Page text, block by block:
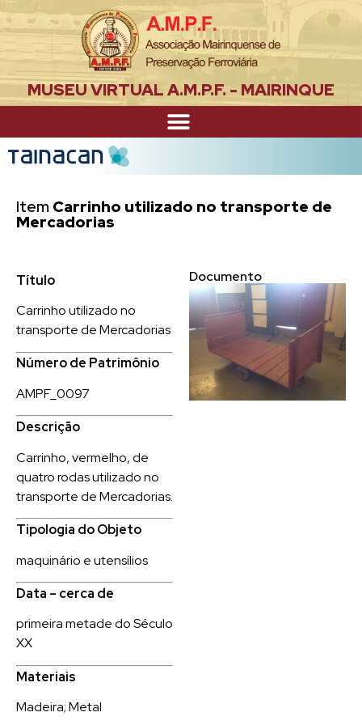
MUSEU VIRTUAL A.M.P.F. - MAIRINQUE
Item Carrinho utilizado no transporte de
Mercadorias
Título
Carrinho utilizado no
transporte de Mercadorias
Número de Patrimônio
AMPF_0097
Descrição
Carrinho, vermelho, de
quatro rodas utilizado no
transporte de Mercadorias.
Tipologia do Objeto
maquinário e utensílios
Data – cerca de
primeira metade do Século
XX
Materiais
Madeira; Metal
Documento